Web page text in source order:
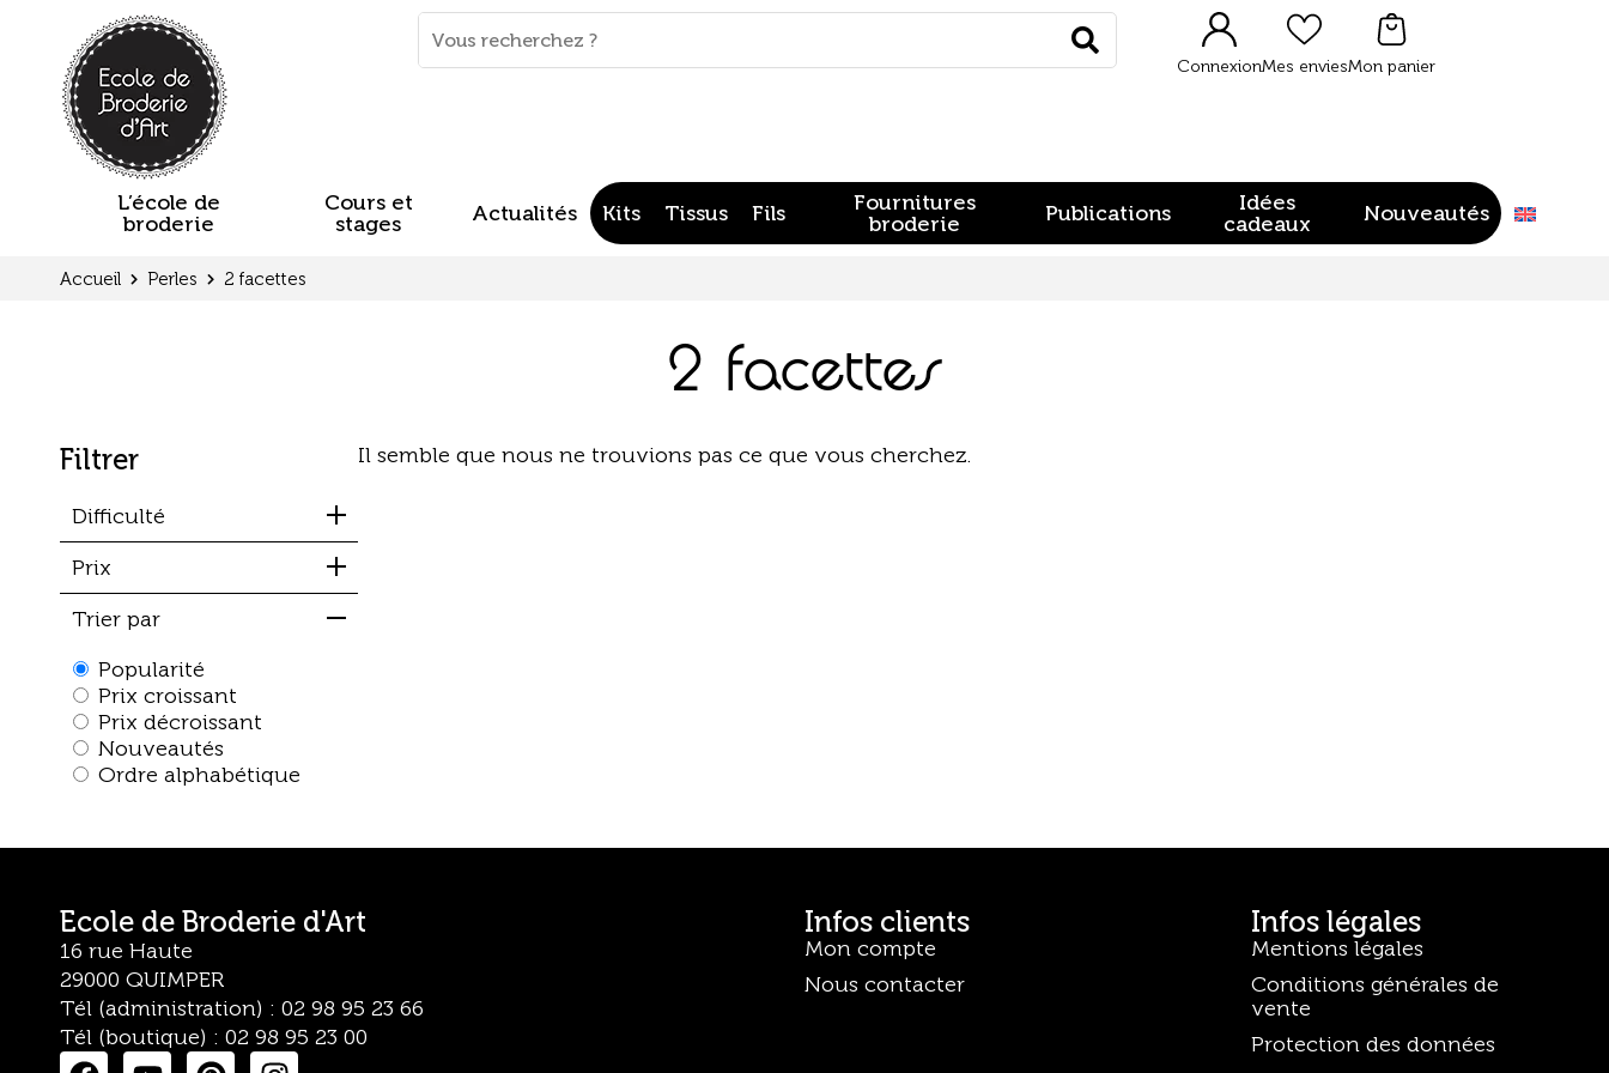
clés
Rechercher
ConnexionMes enviesMon panier
L’école de
broderie
Cours et
stages
Actualités Kits Tissus Fils
Fournitures
broderie
Publications
Idées
cadeaux
Nouveautés
Accueil Perles 2 facettes
2 facettes
Filtrer
Difficulté
Prix
Trier par
Popularité
Prix croissant
Prix décroissant
Nouveautés
Ordre alphabétique
Il semble que nous ne trouvions pas ce que vous cherchez.
Ecole de Broderie d'Art
16 rue Haute
29000 QUIMPER
Tél (administration) : 02 98 95 23 66
Tél (boutique) : 02 98 95 23 00
Infos clients
Mon compte
Nous contacter
Infos légales
Mentions légales
Conditions générales de
vente
Protection des données